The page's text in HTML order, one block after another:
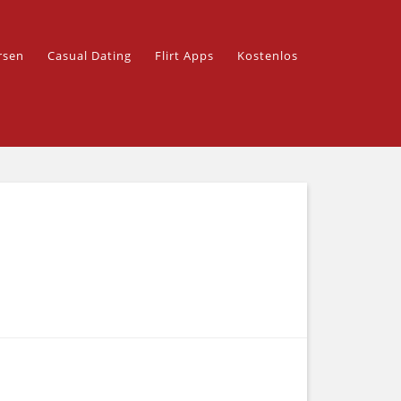
Casual Dating Flirt Apps Kostenlos